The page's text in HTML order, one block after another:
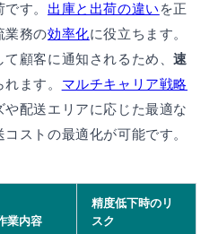
す。 出庫と出荷の違い を正
業務の効率化に役立ちます。
顧客に通知されるため、速
ます。 マルチキャリア戦略
配送エリアに応じた最適な
ストの最適化が可能です。
業内容
精度低下時のリ
スク